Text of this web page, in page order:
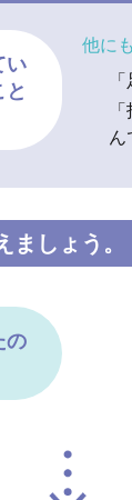
い
他に
ん
ましょう。
の